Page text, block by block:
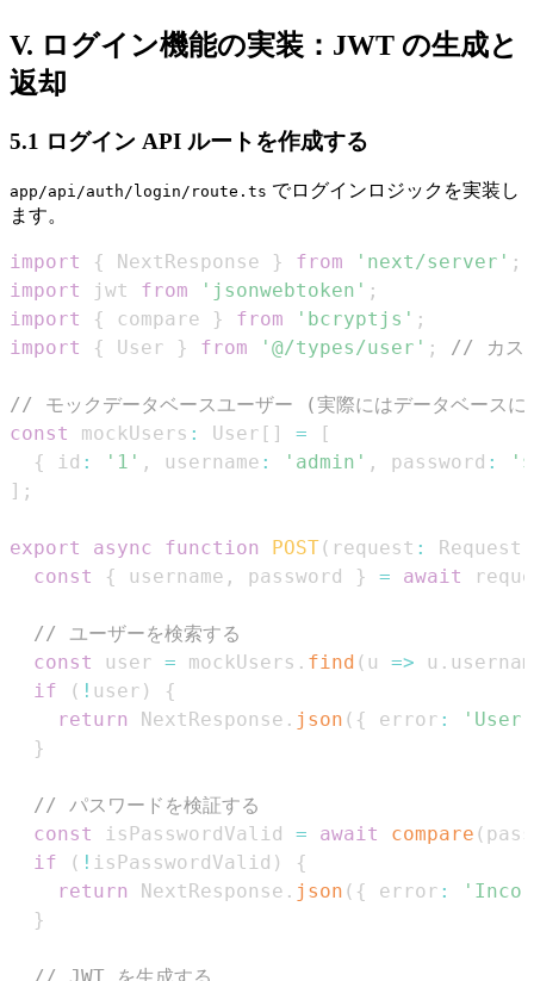
V. ログイン機能の実装：JWT の生成と
返却
5.1 ログイン API ルートを作成する
app/api/auth/login/route.ts でログインロジックを実装し
ます。
import { NextResponse } from 'next/server' ;
import
jwt from 'jsonwebtoken' ;
import
{ compare } from 'bcryptjs' ;
import
{ User } from '@/types/user' ; // カス
// モックデータベースユーザー (実際にはデータベースに
const
mockUsers : User [ ] =
[
{
id : '1' , username : 'admin' , password :
] ;
export async function POST( request : Request
const
{ username , password } = await
// ユーザーを検索する
const
user = mockUsers . find ( u => u .
if
( ! user )
{
return
NextResponse . json ( { error :
}
// パスワードを検証する
const
isPasswordValid = await compare (
if
( ! isPasswordValid )
{
return
NextResponse . json ( { error :
}